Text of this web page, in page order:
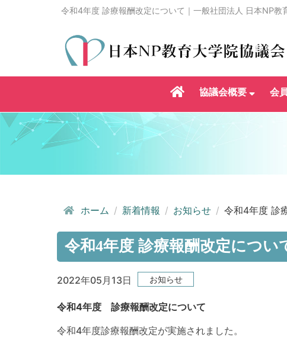
令和4年度 診療報酬改定について｜一般社団法人 日本NP教
協議会概要 会
ホーム 新着情報 お知らせ 令和4年度 診
令和4年度 診療報酬改定につい
2022年05月13日 お知らせ
令和4年度 診療報酬改定について
令和4年度診療報酬改定が実施されました。